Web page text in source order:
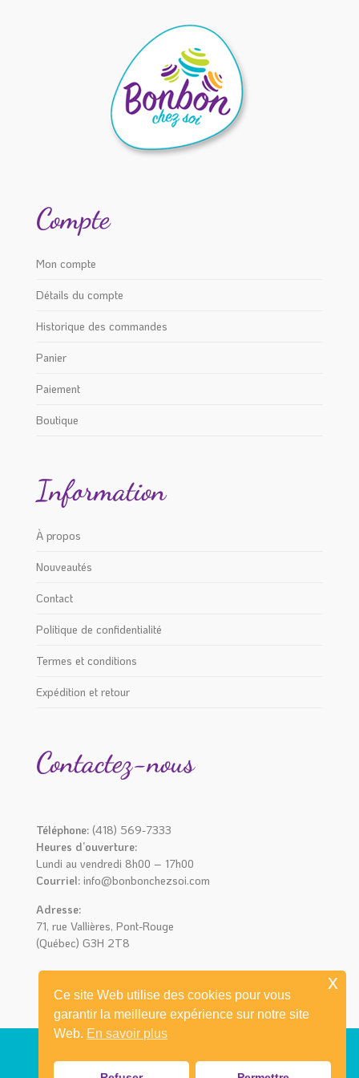
du
produit
Compte
Mon compte
Détails du compte
Historique des commandes
Panier
Paiement
Boutique
Information
À propos
Nouveautés
Contact
Politique de confidentialité
Termes et conditions
Expédition et retour
Contactez-nous
Téléphone:(418) 569-7333
Heures d’ouverture:
Lundi au vendredi 8h00 – 17h00
Courriel:info@bonbonchezsoi.com
Adresse:
71, rue Vallières, Pont-Rouge
(Québec) G3H 2T8
Ce site Web utilise des cookies pour vous
garantir la meilleure expérience sur notre site
Web. En savoir plus
x